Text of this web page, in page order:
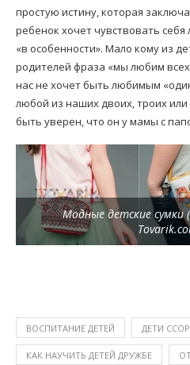
простую истину, которая
ребенок хочет чувствовать
«в особенности». Мало кому из
родителей фраза «мы любим
нас не хочет быть любимым
любой из наших двоих, троих
быть уверен, что он у мамы с
Модные детские сумки
ВОСПИТАНИЕ ДЕТЕЙ ДЕТИ
КАК НАУЧИТЬ ДЕТЕЙ ДРУЖБЕ